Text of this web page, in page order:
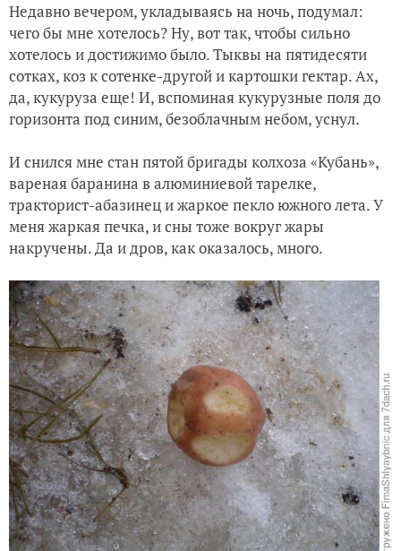
Недавно вечером, укладываясь на ночь, подумал:
чего бы мне хотелось? Ну, вот так, чтобы сильно
хотелось и достижимо было. Тыквы на пятидесяти
сотках, коз к сотенке-другой и картошки гектар. Ах,
да, кукуруза еще! И, вспоминая кукурузные поля до
горизонта под синим, безоблачным небом, уснул.
И снился мне стан пятой бригады колхоза «Кубань»,
вареная баранина в алюминиевой тарелке,
тракторист-абазинец и жаркое пекло южного лета. У
меня жаркая печка, и сны тоже вокруг жары
накручены. Да и дров, как оказалось, много.